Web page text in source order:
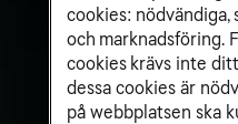
cookies:
och marknadsföring.
cookies krävs inte
dessa cookies är
på webbplatsen ska